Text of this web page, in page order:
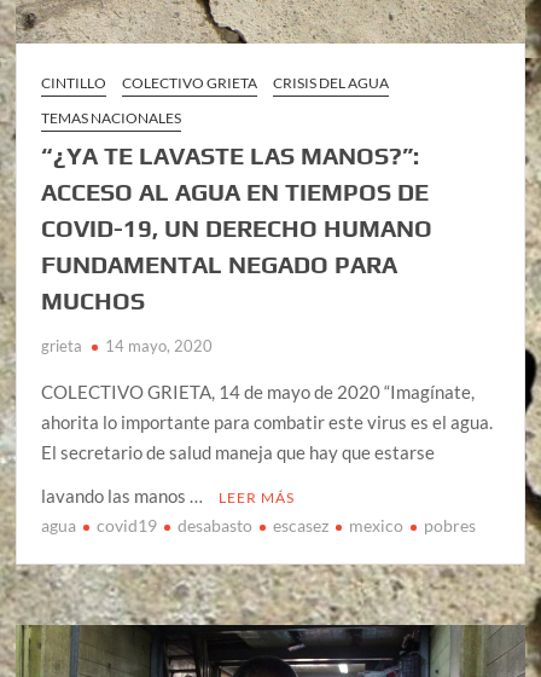
CINTILLO COLECTIVO GRIETA
CRISIS DEL AGUA
TEMAS NACIONALES
“¿YA TE LAVASTE LAS MANOS?”:
ACCESO AL AGUA EN TIEMPOS DE
COVID-19, UN DERECHO HUMANO
FUNDAMENTAL NEGADO PARA
MUCHOS
grieta 14 mayo, 2020
COLECTIVO GRIETA, 14 de mayo de 2020 “Imagínate,
ahorita lo importante para combatir este virus es el agua.
El secretario de salud maneja que hay que estarse
lavando las manos …
LEER MÁS
agua covid19 desabasto escasez mexico pobres